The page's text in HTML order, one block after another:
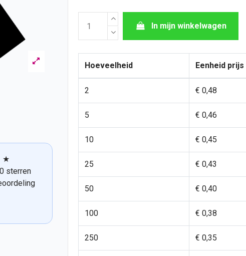
★
sterren
In mijn winkelwagen
Hoeveelheid Eenheid prijs
2 € 0,48
5 € 0,46
10 € 0,45
25 € 0,43
50 € 0,40
100 € 0,38
250 € 0,35